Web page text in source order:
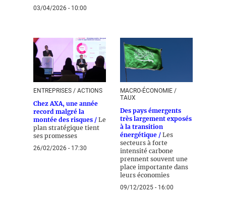
03/04/2026 - 10:00
ENTREPRISES / ACTIONS
Chez AXA, une année
record malgré la
montée des risques / Le
plan stratégique tient
ses promesses
26/02/2026 - 17:30
MACRO-ÉCONOMIE /
TAUX
Des pays émergents
très largement exposés
à la transition
énergétique / Les
secteurs à forte
intensité carbone
prennent souvent une
place importante dans
leurs économies
09/12/2025 - 16:00